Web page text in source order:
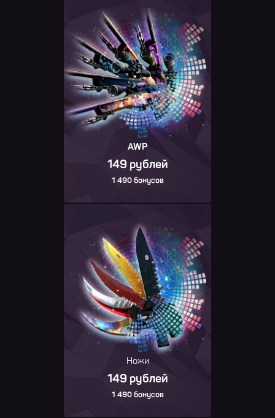
AWP
149 рублей
1 490 бонусов
Ножи
149 рублей
1 490 бонусов